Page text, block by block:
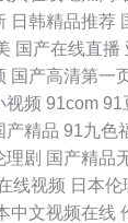
日韩精品推荐
国产在线直播
国产高清第一
视频 91com 91
产精品 91九色
理剧 国产精品
线视频 日本
中文视频在线